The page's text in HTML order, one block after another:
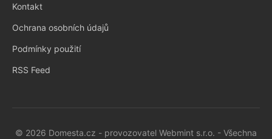
Kontakt
Ochrana osobních údajů
Podmínky použití
RSS Feed
© 2026 Domesta.cz - provozovatel Webmint s.r.o. - Všechna